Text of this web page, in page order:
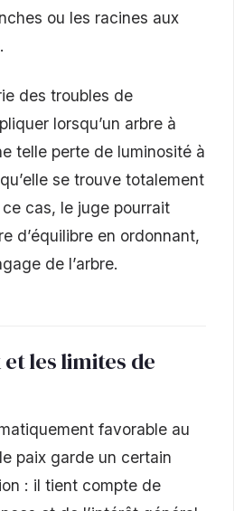
ou les racines aux
des troubles de
lorsqu’un arbre à
telle perte de luminosité à
se trouve totalement
ce cas, le juge pourrait
d’équilibre en ordonnant,
de l’arbre.
les limites de
favorable au
paix garde un certain
: il tient compte de